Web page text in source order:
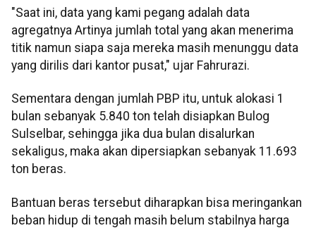
"Saat ini, data yang kami pegang adalah data
agregatnya Artinya jumlah total yang akan menerima
titik namun siapa saja mereka masih menunggu data
yang dirilis dari kantor pusat," ujar Fahrurazi.
Sementara dengan jumlah PBP itu, untuk alokasi 1
bulan sebanyak 5.840 ton telah disiapkan Bulog
Sulselbar, sehingga jika dua bulan disalurkan
sekaligus, maka akan dipersiapkan sebanyak 11.693
ton beras.
Bantuan beras tersebut diharapkan bisa meringankan
beban hidup di tengah masih belum stabilnya harga